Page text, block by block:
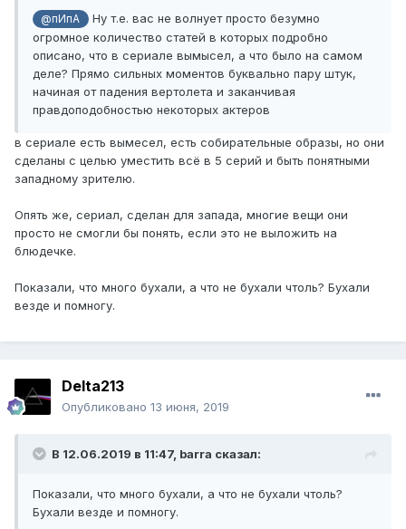
@пИпА
Ну т.е. вас не волнует просто безумно
огромное количество статей в которых подробно
описано, что в сериале вымысел, а что было на самом
деле? Прямо сильных моментов буквально пару штук,
начиная от падения вертолета и заканчивая
правдоподобностью некоторых актеров
в сериале есть вымесел, есть собирательные образы, но они
сделаны с целью уместить всё в 5 серий и быть понятными
западному зрителю.
Опять же, сериал, сделан для запада, многие вещи они
просто не смогли бы понять, если это не выложить на
блюдечке.
Показали, что много бухали, а что не бухали чтоль? Бухали
везде и помногу.
Delta213
Опубликовано 13 июня, 2019
В 12.06.2019 в 11:47, barra сказал:
Показали, что много бухали, а что не бухали чтоль?
Бухали везде и помногу.